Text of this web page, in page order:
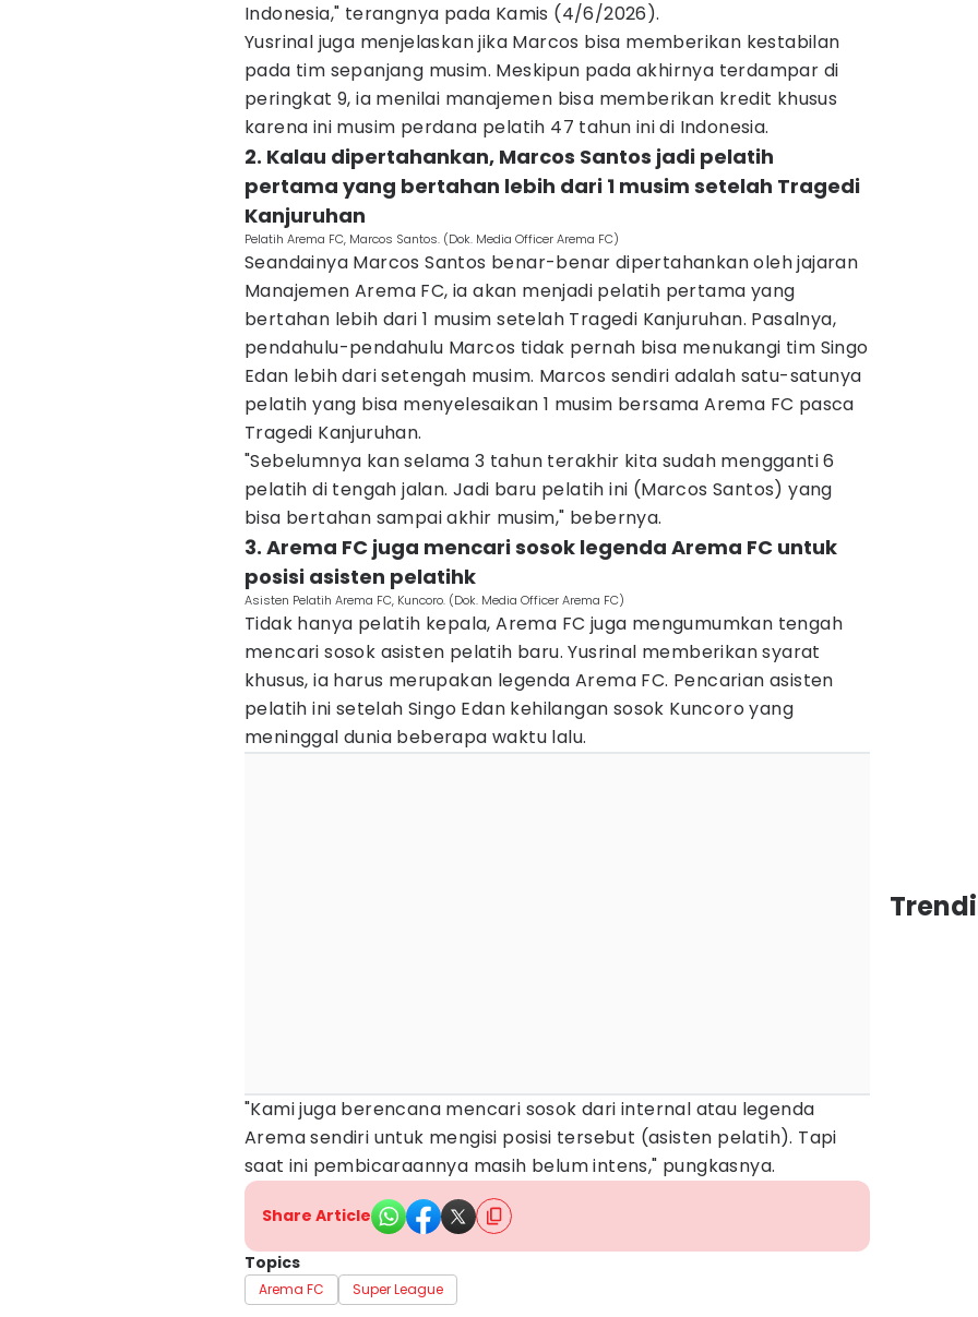
Indonesia," terangnya pada Kamis (4/6/2026).
Yusrinal juga menjelaskan jika Marcos bisa memberikan kestabilan
pada tim sepanjang musim. Meskipun pada akhirnya terdampar di
peringkat 9, ia menilai manajemen bisa memberikan kredit khusus
karena ini musim perdana pelatih 47 tahun ini di Indonesia.
2. Kalau dipertahankan, Marcos Santos jadi pelatih
pertama yang bertahan lebih dari 1 musim setelah Tragedi
Kanjuruhan
Pelatih Arema FC, Marcos Santos. (Dok. Media Officer Arema FC)
Seandainya Marcos Santos benar-benar dipertahankan oleh jajaran
Manajemen Arema FC, ia akan menjadi pelatih pertama yang
bertahan lebih dari 1 musim setelah Tragedi Kanjuruhan. Pasalnya,
pendahulu-pendahulu Marcos tidak pernah bisa menukangi tim Singo
Edan lebih dari setengah musim. Marcos sendiri adalah satu-satunya
pelatih yang bisa menyelesaikan 1 musim bersama Arema FC pasca
Tragedi Kanjuruhan.
"Sebelumnya kan selama 3 tahun terakhir kita sudah mengganti 6
pelatih di tengah jalan. Jadi baru pelatih ini (Marcos Santos) yang
bisa bertahan sampai akhir musim," bebernya.
3. Arema FC juga mencari sosok legenda Arema FC untuk
posisi asisten pelatihk
Asisten Pelatih Arema FC, Kuncoro. (Dok. Media Officer Arema FC)
Tidak hanya pelatih kepala, Arema FC juga mengumumkan tengah
mencari sosok asisten pelatih baru. Yusrinal memberikan syarat
khusus, ia harus merupakan legenda Arema FC. Pencarian asisten
pelatih ini setelah Singo Edan kehilangan sosok Kuncoro yang
meninggal dunia beberapa waktu lalu.
"Kami juga berencana mencari sosok dari internal atau legenda
Arema sendiri untuk mengisi posisi tersebut (asisten pelatih). Tapi
saat ini pembicaraannya masih belum intens," pungkasnya.
Share Article
Topics
Arema FC Super League